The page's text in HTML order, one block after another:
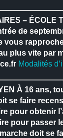
– ÉCOLE
de
vous
plus vite par
Modalités
À 16 ans,
se faire
pour obtenir
pour passer
doit se